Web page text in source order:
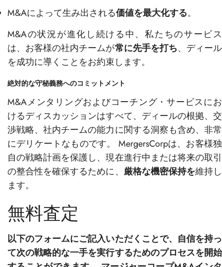
M&Aによって生み出される価値を最大化する。
M&Aの状況が進化し続ける中、私たちのサービス
は、お客様の社内チームが常に先手を打ち、ディール
を成功に導くことをお約束します。
絶対的な守秘義務へのコミットメント
M&Aメンタリングおよびコーチング・サービスにお
けるディスカッションはすべて、ディールの根拠、交
渉戦略、社内チームの能力に関する洞察も含め、非常
にデリケートなものです。 MergersCorpは、お客様独
自の戦略計画を保護し、現在進行中または将来の取引
の整合性を確保するために、 厳格な機密保持を維持し
ます。
無料査定
以下のフォームにご記入いただくことで、自信を持っ
て次の戦略的な一手を実行するためのプロセスを開始